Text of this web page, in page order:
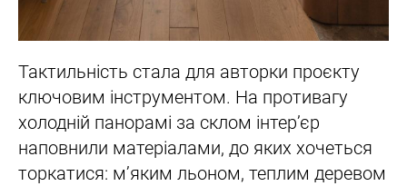
Тактильність стала для авторки проєкту
ключовим інструментом. На противагу
холодній панорамі за склом інтер’єр
наповнили матеріалами, до яких хочеться
торкатися: м’яким льоном, теплим деревом